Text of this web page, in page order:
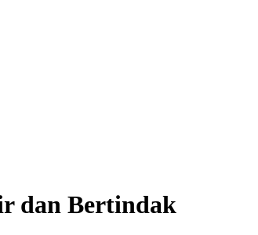
dan Bertindak